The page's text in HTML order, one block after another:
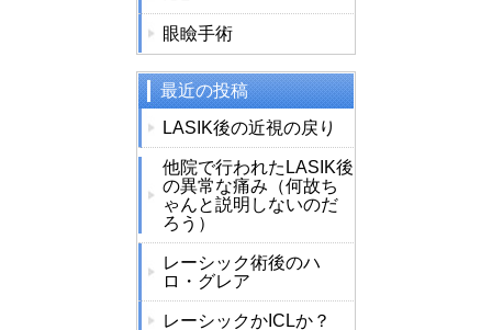
眼瞼手術
最近の投稿
LASIK後の近視の戻り
他院で行われたLASIK後
の異常な痛み（何故ち
ゃんと説明しないのだ
ろう）
レーシック術後のハ
ロ・グレア
レーシックかICLか？